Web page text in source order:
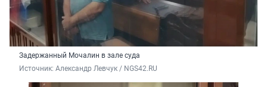
Задержанный Мочалин в зале суда
Источник: Александр Левчук / NGS42.RU